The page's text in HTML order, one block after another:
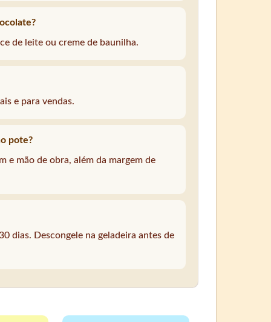
de leite ou creme de baunilha.
e para vendas.
pote?
e mão de obra, além da margem de
dias. Descongele na geladeira antes de